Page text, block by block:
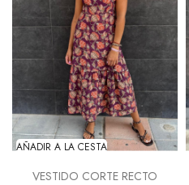
AÑADIR A LA CESTA
VESTIDO CORTE RECTO